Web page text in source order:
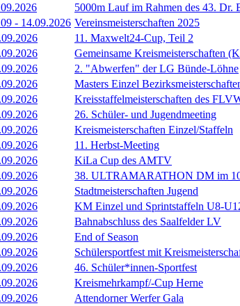
5000m Lauf im Rahmen des 43. Dr.
- 14.09.2026 Vereinsmeisterschaften 2025
11. Maxwelt24-Cup, Teil 2
Gemeinsame
2. "Abwerfen" der LG Bünde-Löhne
Masters Einzel
Kreisstaffelmeisterschaften des
26. Schüler- und Jugendmeeting
Kreismeisterschaften Einzel/Staffeln
11. Herbst-Meeting
KiLa Cup des AMTV
38. ULTRAMARATHON DM im
Stadtmeisterschaften Jugend
KM Einzel und Sprintstaffeln U8-
Bahnabschluss des Saalfelder LV
End of Season
Schülersportfest mit
46. Schüler*innen-Sportfest
Kreismehrkampf/-Cup Herne
Attendorner Werfer Gala